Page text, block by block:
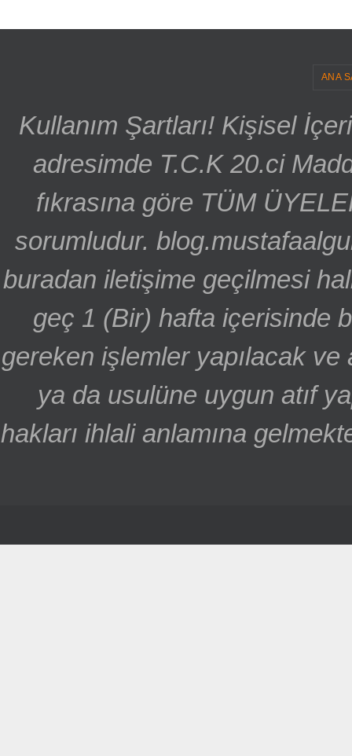
ANA
Kullanım Şartları! Kişisel
adresimde T.C.K 20.ci
fıkrasına göre TÜM
sorumludur.
buradan iletişime geçilmesi
geç 1 (Bir) hafta içerisinde
gereken işlemler yapılacak ve
ya da usulüne uygun atıf
hakları ihlali anlamına